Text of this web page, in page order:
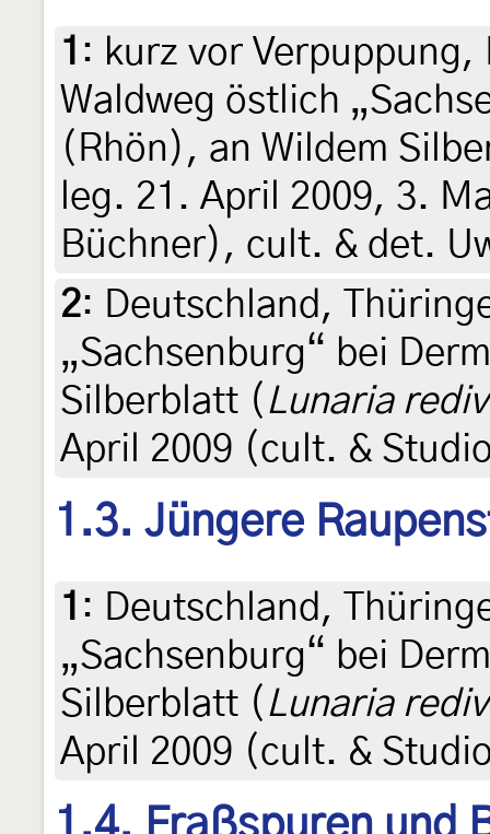
1 : kurz vor
Waldweg östlich
(Rhön), an Wildem
leg. 21. April 2009, 3.
Büchner), cult. & det.
2: Deutschland,
„Sachsenburg“ bei
Silberblatt ( Lunaria
April 2009 (cult. &
1.3. Jüngere
1 : Deutschland,
„Sachsenburg“ bei
Silberblatt ( Lunaria
April 2009 (cult. &
1.4. Fraßspuren und